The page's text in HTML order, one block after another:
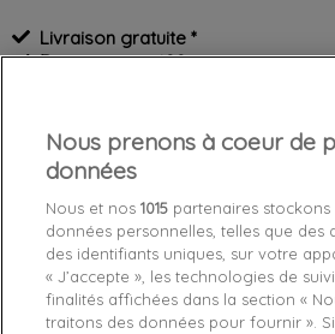
Livraison gratuite *
Retours sous 100 jours
Caractéristiques
Détails du produit Fabriquant
Référence PWDDISP0470-BLA TU
Nous prenons à coeur de
données
Nous et nos1015 partenaires
données personnelles, telles que des
des identifiants uniques, sur votre
« J’accepte », les technologies de
finalités affichées dans la section «
traitons des données pour fournir ».